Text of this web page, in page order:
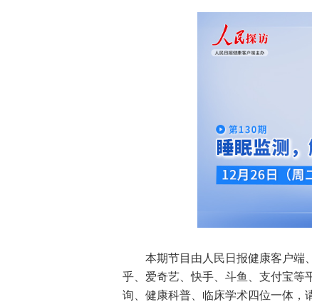
本期节目由人民日报健康客户端
乎、爱奇艺、快手、斗鱼、支付宝等
询、健康科普、临床学术四位一体，